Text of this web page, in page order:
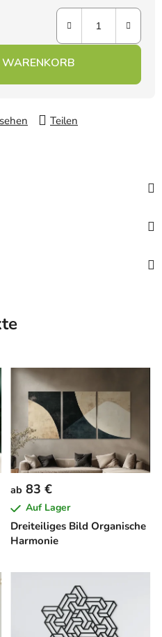
Teilen
Dreiteiliges Bild Organische
Harmonie
ab 83 €
Auf Lager